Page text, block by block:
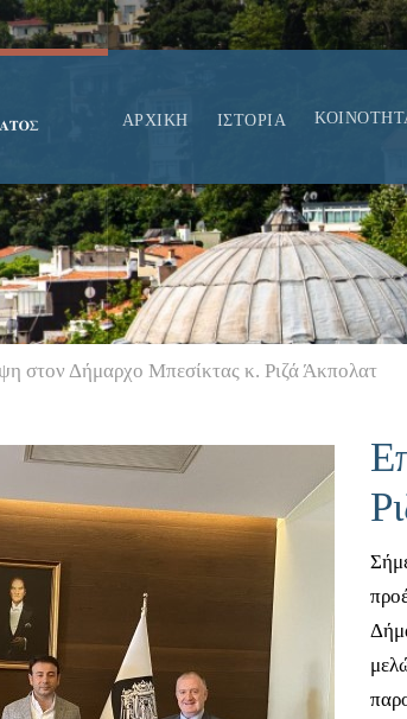
ΑΡΧΙΚΗ ΙΣΤΟΡΙΑ
στον Δήμαρχο Μπεσίκτας κ. Ριζά Άκπολατ